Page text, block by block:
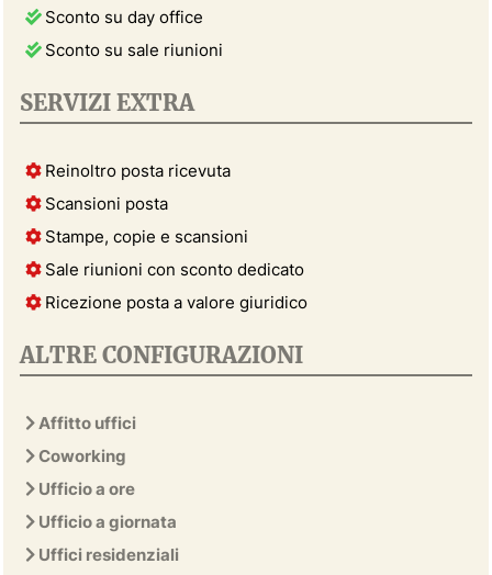
Sconto su day office
Sconto su sale riunioni
SERVIZI EXTRA
Reinoltro posta ricevuta
Scansioni posta
Stampe, copie e scansioni
Sale riunioni con sconto dedicato
Ricezione posta a valore giuridico
ALTRE CONFIGURAZIONI
Affitto uffici
Coworking
Ufficio a ore
Ufficio a giornata
Uffici residenziali